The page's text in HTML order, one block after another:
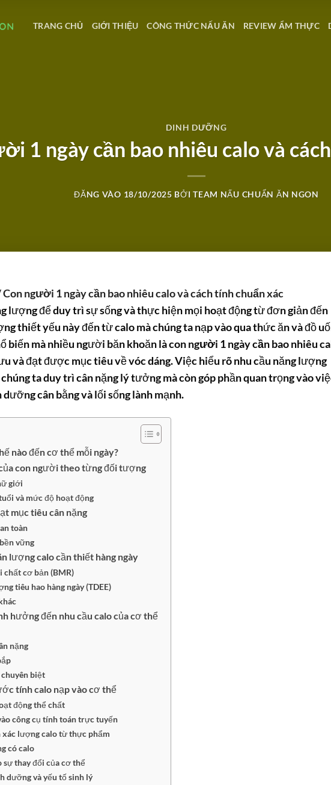
TRANG CHỦ GIỚI THIỆU CÔNG THỨC NẤU ĂN REVIEW ẨM THỰC
DINH DƯỠNG
1 ngày cần bao nhiêu calo và
ĐĂNG VÀO 18/10/2025 BỞITEAM NẤU CHUẨN ĂN NGON
Con người 1 ngày cần bao nhiêu calo và cách tính chuẩn xác
lượng để duy trì sự sống và thực hiện mọi hoạt động từ đơn giản đến
thiết yếu này đến từ calo mà chúng ta nạp vào qua thức ăn và đồ
biến mà nhiều người băn khoăn làcon người 1 ngày cần bao nhiêu
và đạt được mục tiêu về vóc dáng. Việc hiểu rõ nhu cầu năng lượng
ta duy trì cân nặng lý tưởng mà còn góp phần quan trọng vào
cân bằng và lối sống lành mạnh.
nào đến cơ thể mỗi ngày?
con người theo từng đối tượng
giới
và mức độ hoạt động
mục tiêu cân nặng
toàn
vững
lượng calo cần thiết hàng ngày
chất cơ bản (BMR)
tiêu hao hàng ngày (TDEE)
hưởng đến nhu cầu calo của cơ thể
nặng
biệt
tính calo nạp vào cơ thể
động thể chất
công cụ tính toán trực tuyến
lượng calo từ thực phẩm
có calo
sự thay đổi của cơ thể
dưỡng và yếu tố sinh lý